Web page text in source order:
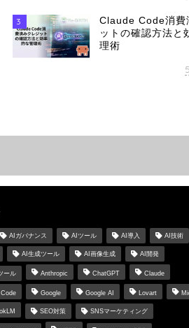
3
Claude Code消費
ットの確認方法と
理術
AIガバナンス AIツール AI導入 AI技術
AI生成ツール AI画像生成 AI開発
ール Anthropic ChatGPT Claude
Google Google AI Lovart
SEO対策 SNSマーケティング